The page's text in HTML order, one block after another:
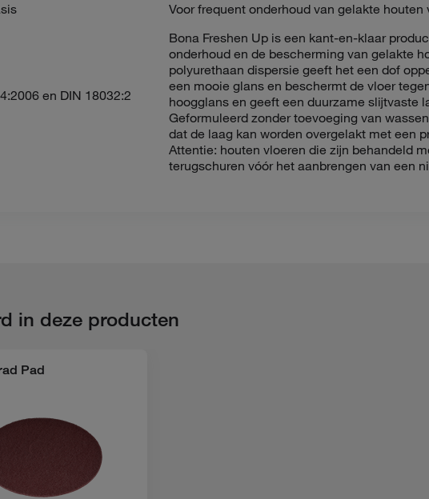
en DIN 18032:2
Voor frequent onderhoud van gelakte houten
Bona Freshen Up is een kant-en-klaar
onderhoud en de bescherming van gelakte
polyurethaan dispersie geeft het een dof
een mooie glans en beschermt de vloer
hoogglans en geeft een duurzame slijtvaste
Geformuleerd zonder toevoeging van
dat de laag kan worden overgelakt met een
Attentie: houten vloeren die zijn behandeld
terugschuren vóór het aanbrengen van een
in deze producten
Pad